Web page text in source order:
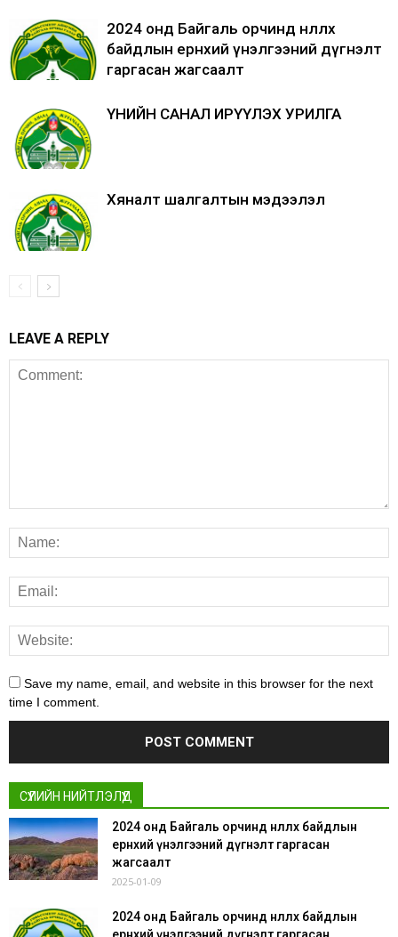
2024 онд Байгаль орчинд нөлөөлөх
байдлын ерөнхий үнэлгээний дүгнэлт
гаргасан жагсаалт
ҮНИЙН САНАЛ ИРҮҮЛЭХ УРИЛГА
Хяналт шалгалтын мэдээлэл
LEAVE A REPLY
Save my name, email, and website in this browser for the next
time I comment.
СҮҮЛИЙН НИЙТЛЭЛҮҮД
2024 онд Байгаль орчинд нөлөөлөх байдлын
ерөнхий үнэлгээний дүгнэлт гаргасан
жагсаалт
2025-01-09
2024 онд Байгаль орчинд нөлөөлөх байдлын